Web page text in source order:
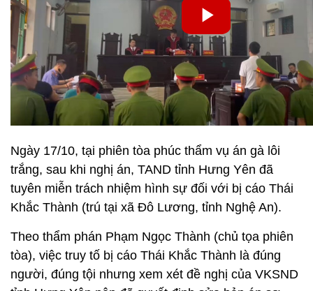
Ngày 17/10, tại phiên tòa phúc thẩm vụ án gà lôi
trắng, sau khi nghị án, TAND tỉnh Hưng Yên đã
tuyên miễn trách nhiệm hình sự đối với bị cáo Thái
Khắc Thành (trú tại xã Đô Lương, tỉnh Nghệ An).
Theo thẩm phán Phạm Ngọc Thành (chủ tọa phiên
tòa), việc truy tố bị cáo Thái Khắc Thành là đúng
người, đúng tội nhưng xem xét đề nghị của VKSND